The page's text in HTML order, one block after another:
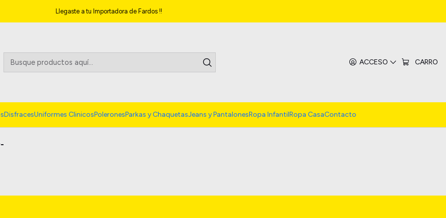
ACCESO CARRO
DisfracesUniformes ClinicosPoleronesParkas y ChaquetasJeans y PantalonesRopa InfantilRopa CasaContacto
Llegaste a tu Importadora de Fardos !!
Inicio Bath Towels & Washcloths